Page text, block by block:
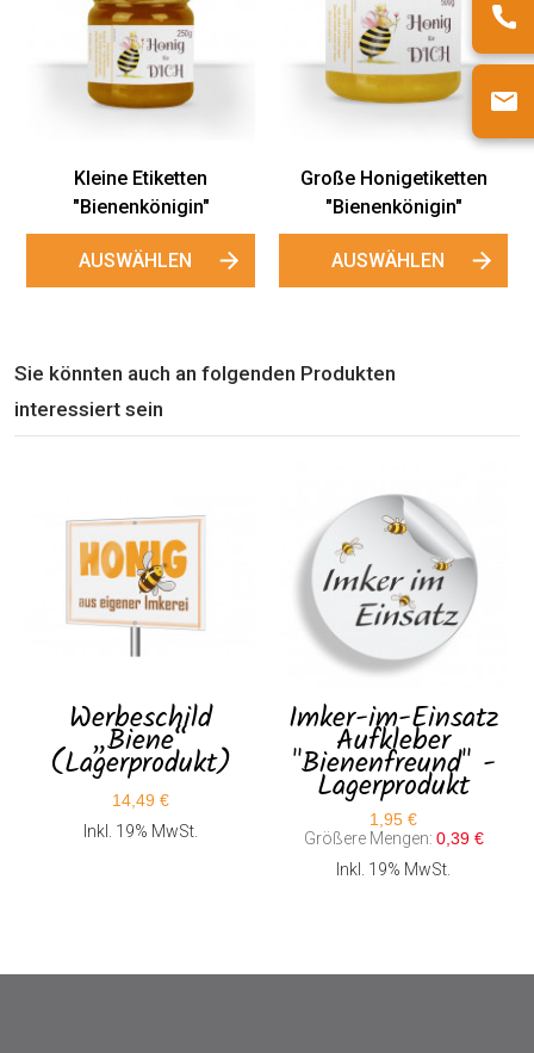
Gewährverschlüsse
"Bienenkönigin"
Sie könnten auch an folgenden Produkten
interessiert sein
Werbeschild
„Biene“
(Lagerprodukt)
14,49 €
Inkl. 19% MwSt.
Imker-im-Einsatz
Aufkleber
"Bienenfreund" -
Lagerprodukt
1,95 €
Größere Mengen: 0,39 €
Inkl. 19% MwSt.